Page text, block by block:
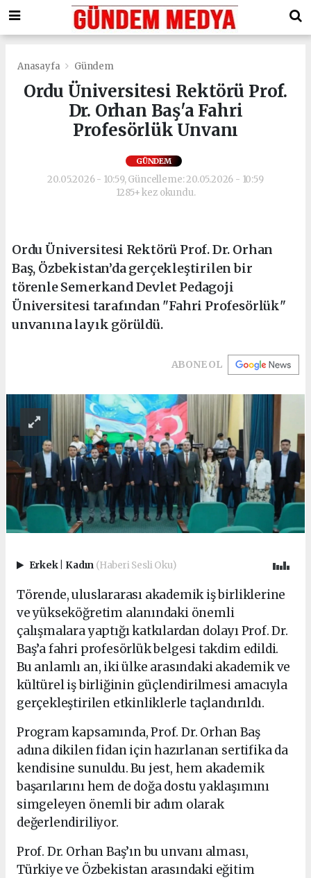
Anasayfa Gündem
Ordu Üniversitesi Rektörü Prof.
Dr. Orhan Baş'a Fahri
Profesörlük Unvanı
GÜNDEM
20.05.2026 - 10:59, Güncelleme: 20.05.2026 - 10:59
1285+ kez okundu.
Ordu Üniversitesi Rektörü Prof. Dr. Orhan
Baş, Özbekistan’da gerçekleştirilen bir
törenle Semerkand Devlet Pedagoji
Üniversitesi tarafından "Fahri Profesörlük"
unvanına layık görüldü.
ABONE OL
Erkek Kadın (Haberi Sesli Oku)
Törende, uluslararası akademik iş birliklerine
ve yükseköğretim alanındaki önemli
çalışmalara yaptığı katkılardan dolayı Prof. Dr.
Baş’a fahri profesörlük belgesi takdim edildi.
Bu anlamlı an, iki ülke arasındaki akademik ve
kültürel iş birliğinin güçlendirilmesi amacıyla
gerçekleştirilen etkinliklerle taçlandırıldı.
Program kapsamında, Prof. Dr. Orhan Baş
adına dikilen fidan için hazırlanan sertifika da
kendisine sunuldu. Bu jest, hem akademik
başarılarını hem de doğa dostu yaklaşımını
simgeleyen önemli bir adım olarak
değerlendiriliyor.
Prof. Dr. Orhan Baş’ın bu unvanı alması,
Türkiye ve Özbekistan arasındaki eğitim